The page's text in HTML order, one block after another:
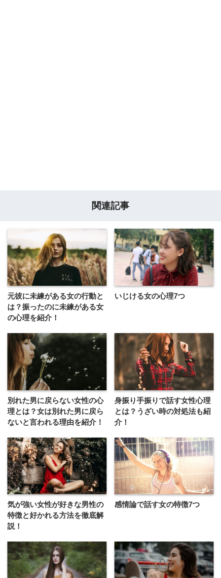
関連記事
元彼に未練がある女の行動と
は？振ったのに未練がある女
の心理を紹介！
いじける女の心理7つ
別れた男に戻らない女性の心
理とは？女は別れた男に戻ら
ないと言われる理由を紹介！
身振り手振りで話す女性心理
とは？うざい時の対処法も紹
介！
気が強い女性が好きな男性の
特徴と好かれる方法を徹底解
説！
感情論で話す女の特徴7つ